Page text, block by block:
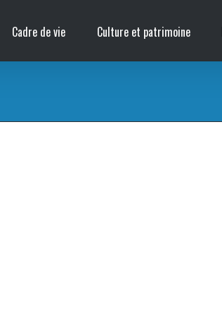
Cadre de vie Culture et patrimoine